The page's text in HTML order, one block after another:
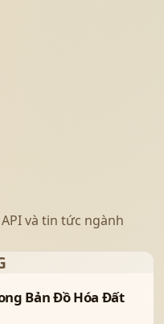
và tin tức ngành
Bản Đồ Hóa Đất